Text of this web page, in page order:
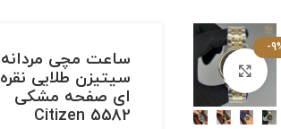
-
برای بزرگنمایی کلیک کنیدساعت مچی مردانه
سیتیزن طلایی نقره
ای صفحه مشکی
Citizen 5582